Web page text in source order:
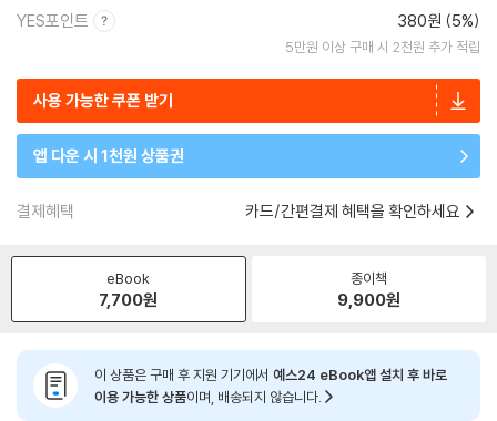
YES포인트 380원 (5%)
5만원 이상 구매 시 2천원 추가 적립
사용 가능한 쿠폰 받기
앱 다운 시 1천원 상품권
결제혜택 카드/간편결제 혜택을 확인하세요
eBook
7,700원
종이책
9,900원
이 상품은 구매 후 지원 기기에서 예스24 eBook앱 설치 후 바로
이용 가능한 상품이며, 배송되지 않습니다.